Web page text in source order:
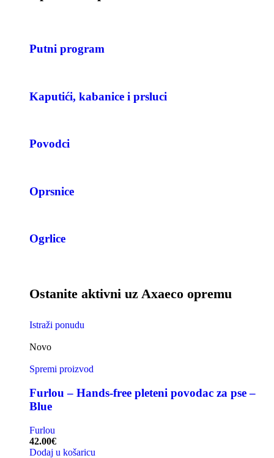
Putni program
Kaputići, kabanice i prsluci
Povodci
Oprsnice
Ogrlice
Ostanite aktivni uz Axaeco opremu
Istraži ponudu
Novo
Spremi proizvod
Furlou – Hands-free pleteni povodac za pse –
Blue
Furlou
42.00€
Dodaj u košaricu